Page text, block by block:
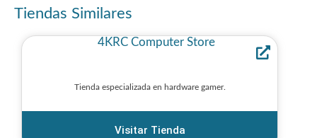
Tiendas Similares
4KRC Computer Store
Tienda especializada en hardware gamer.
Visitar Tienda